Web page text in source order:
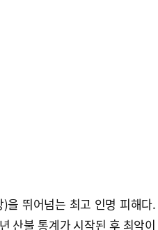
을 뛰어넘는 최고 인명 피해다.
산불 통계가 시작된 후 최악이